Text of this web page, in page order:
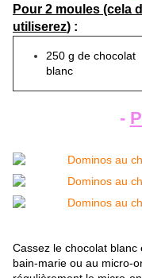
Pour 2 moules (cela
utiliserez) :
250 g de chocolat
blanc
-
Cassez le chocolat
bain-marie ou au micro-